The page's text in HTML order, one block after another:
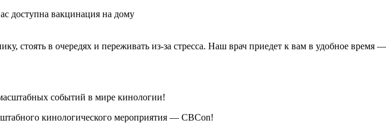
доступна вакцинация на дому
стоять в очередях и переживать из-за стресса. Наш врач приедет к вам в удобное
событий в мире кинологии!
кинологического мероприятия — CBCon!